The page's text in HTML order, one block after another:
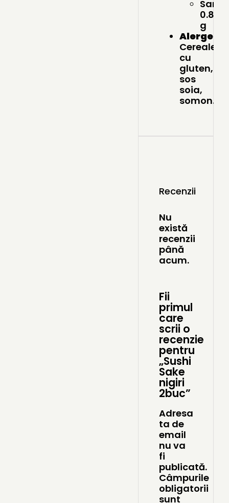
Sare:
0.8
g
Alergeni
Cereale
cu
gluten,
sos
soia,
somon.
Recenzii
Nu
există
recenzii
până
acum.
Fii
primul
care
scrii o
recenzie
pentru
„Sushi
Sake
nigiri
2buc”
Adresa
ta de
email
nu va
fi
publicată.
Câmpurile
obligatorii
sunt